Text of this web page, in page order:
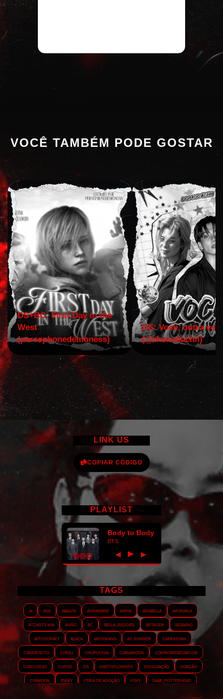
VOCÊ TAMBÉM PODE GOSTAR
DS+BC: First Day in the
West
(persephonedemoness)
DS: Você, outra vez!
(@domodachii)
LINK US
COPIAR CÓDIGO
PLAYLIST
Body to Body
BTS
◀ ► ▶
TAGS
AI ASS Abalyn Agraviane Aisha Arabella
Arshanji
Atzarts Mia
Aviso BC Bella_RedGirl Betagem
Bigbang
Bitchcraft
Black Brookang By.summer
Caprihorn
Carriesoto
Cheill Chopuchai Cianamoon
Codinomebeijaflor
Concurso
Curso DS Darthflowers Divulgação
Doação
Dyamoon
Emmy Feira de adoção Foxy
Gabe_Potterhead
GeminnieKook